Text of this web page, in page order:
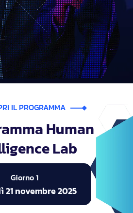
IL PROGRAMMA
Human
Lab
Giorno 1
21 novembre 2025